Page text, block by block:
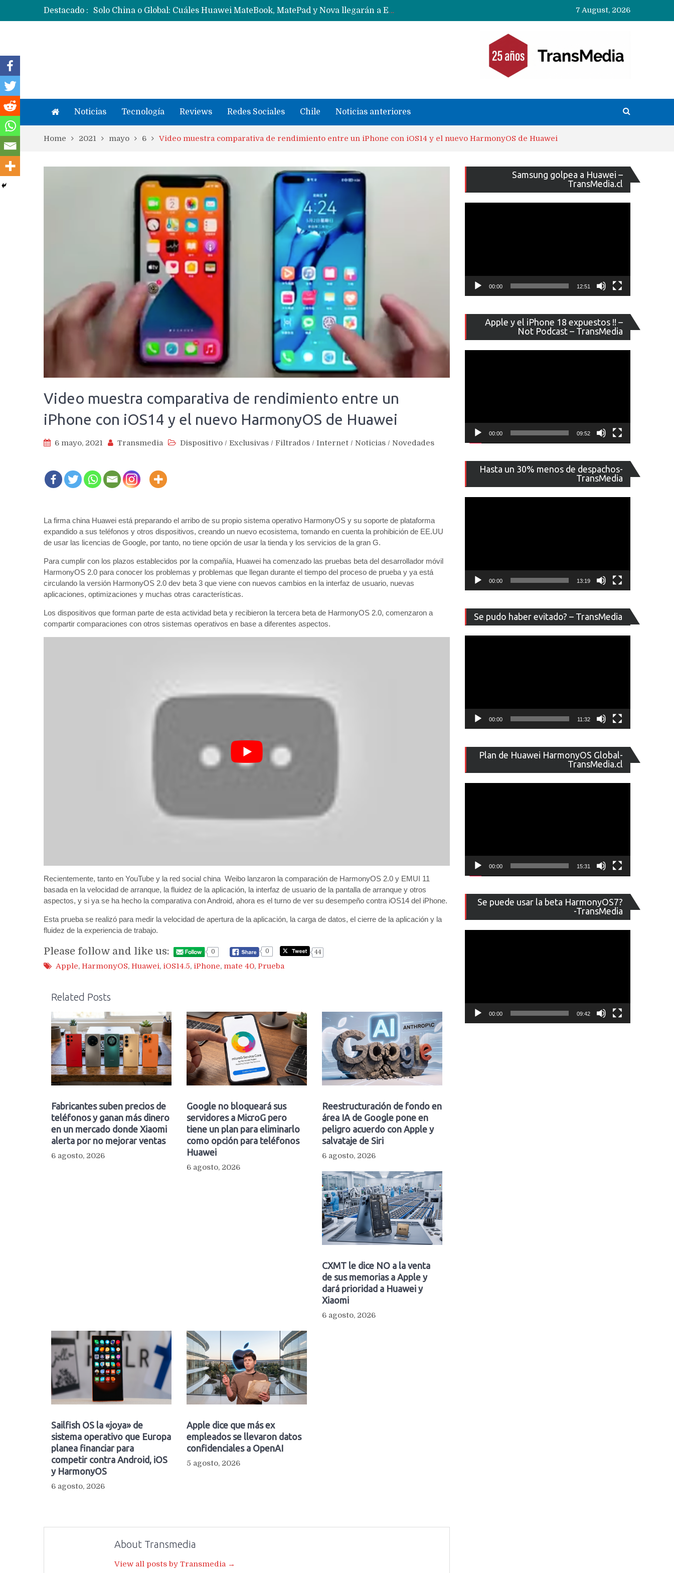
Destacado :
Data Centers de Huawei en Chile, México, Brasil,Perú y Argentina podrían verse afectados por arremetida de EE.UU
Fabricantes suben precios de teléfonos y ganan más dinero en un mercado donde Xiaomi alerta por no mejorar ventas
7 August, 2026
Noticias Tecnología Reviews Redes Sociales Chile Noticias anteriores
Home 2021 mayo 6 Video muestra comparativa de rendimiento entre un iPhone con iOS14 y el nuevo HarmonyOS de Huawei
Video muestra comparativa de rendimiento entre un
iPhone con iOS14 y el nuevo HarmonyOS de Huawei
6 mayo, 2021 Transmedia Dispositivo / Exclusivas / Filtrados / Internet / Noticias / Novedades
La firma china Huawei está preparando el arribo de su propio sistema operativo HarmonyOS y su soporte de plataforma
expandido a sus teléfonos y otros dispositivos, creando un nuevo ecosistema, tomando en cuenta la prohibición de EE.UU
de usar las licencias de Google, por tanto, no tiene opción de usar la tienda y los servicios de la gran G.
Para cumplir con los plazos establecidos por la compañía, Huawei ha comenzado las pruebas beta del desarrollador móvil
HarmonyOS 2.0 para conocer los problemas y problemas que llegan durante el tiempo del proceso de prueba y ya está
circulando la versión HarmonyOS 2.0 dev beta 3 que viene con nuevos cambios en la interfaz de usuario, nuevas
aplicaciones, optimizaciones y muchas otras características.
Los dispositivos que forman parte de esta actividad beta y recibieron la tercera beta de HarmonyOS 2.0, comenzaron a
compartir comparaciones con otros sistemas operativos en base a diferentes aspectos.
Recientemente, tanto en YouTube y la red social china Weibo lanzaron la comparación de HarmonyOS 2.0 y EMUI 11
basada en la velocidad de arranque, la fluidez de la aplicación, la interfaz de usuario de la pantalla de arranque y otros
aspectos, y si ya se ha hecho la comparativa con Android, ahora es el turno de ver su desempeño contra iOS14 del iPhone.
Esta prueba se realizó para medir la velocidad de apertura de la aplicación, la carga de datos, el cierre de la aplicación y la
fluidez de la experiencia de trabajo.
Please follow and like us: 0 0 44
Apple, HarmonyOS, Huawei, iOS14.5, iPhone, mate 40, Prueba
Related Posts
Fabricantes suben precios de
teléfonos y ganan más dinero
en un mercado donde Xiaomi
alerta por no mejorar ventas
6 agosto, 2026
Google no bloqueará sus
servidores a MicroG pero
tiene un plan para eliminarlo
como opción para teléfonos
Huawei
6 agosto, 2026
Reestructuración de fondo en
área IA de Google pone en
peligro acuerdo con Apple y
salvataje de Siri
6 agosto, 2026
CXMT le dice NO a la venta
de sus memorias a Apple y
dará prioridad a Huawei y
Xiaomi
6 agosto, 2026
Sailfish OS la «joya» de
sistema operativo que Europa
planea financiar para
competir contra Android, iOS
y HarmonyOS
6 agosto, 2026
Apple dice que más ex
empleados se llevaron datos
confidenciales a OpenAI
5 agosto, 2026
About Transmedia
View all posts by Transmedia →
Samsung golpea a Huawei –
TransMedia.cl
de
vídeo
00:00 12:51
Apple y el iPhone 18 expuestos !! –
Not Podcast – TransMedia
de
vídeo
00:00 09:52
Hasta un 30% menos de despachos-
TransMedia
de
vídeo
00:00 13:19
Se pudo haber evitado? – TransMedia
de
vídeo
00:00 11:32
Plan de Huawei HarmonyOS Global-
TransMedia.cl
de
vídeo
00:00 15:31
Se puede usar la beta HarmonyOS7?
-TransMedia
de
vídeo
00:00 09:42